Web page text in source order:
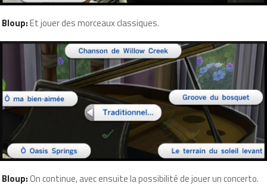
Bloup:Et jouer des morceaux classiques.
Bloup:On continue, avec ensuite la possibilité de jouer un concerto.